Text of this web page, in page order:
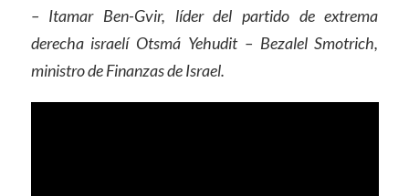
– Itamar Ben-Gvir, líder del partido de extrema
derecha israelí Otsmá Yehudit – Bezalel Smotrich,
ministro de Finanzas de Israel.